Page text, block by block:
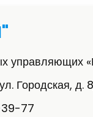
управляющих
ул. Городская, д.
77